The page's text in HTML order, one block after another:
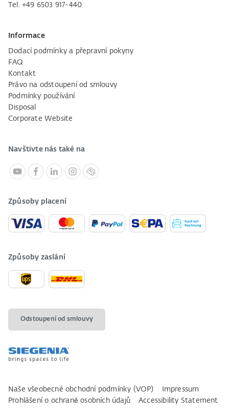
Tel. +49 6503 917-440
Informace
Dodací podmínky a přepravní pokyny
FAQ
Kontakt
Právo na odstoupení od smlouvy
Podmínky používání
Disposal
Corporate Website
Navštivte nás také na
Způsoby placení
Způsoby zaslání
Odstoupení od smlouvy
Naše všeobecné obchodní podmínky (VOP)
Impressum
Prohlášení o ochraně osobních údajů
Accessibility Statement